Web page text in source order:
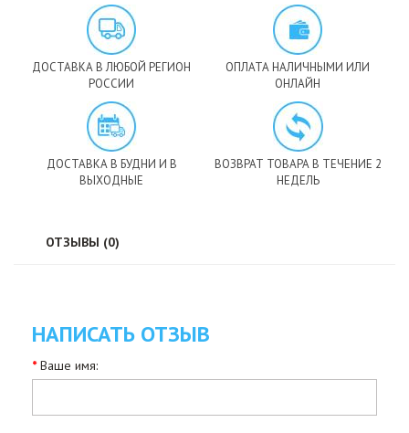
ДОСТАВКА В ЛЮБОЙ РЕГИОН
РОССИИ
ОПЛАТА НАЛИЧНЫМИ ИЛИ
ОНЛАЙН
ДОСТАВКА В БУДНИ И В
ВЫХОДНЫЕ
ВОЗВРАТ ТОВАРА В ТЕЧЕНИЕ 2
НЕДЕЛЬ
ОТЗЫВЫ (0)
НАПИСАТЬ ОТЗЫВ
Ваше имя: